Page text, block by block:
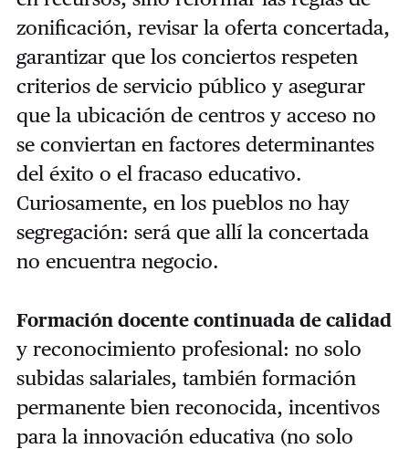
zonificación, revisar la oferta concertada,
garantizar que los conciertos respeten
criterios de servicio público y asegurar
que la ubicación de centros y acceso no
se conviertan en factores determinantes
del éxito o el fracaso educativo.
Curiosamente, en los pueblos no hay
segregación: será que allí la concertada
no encuentra negocio.
Formación docente continuada de calidad
y reconocimiento profesional: no solo
subidas salariales, también formación
permanente bien reconocida, incentivos
para la innovación educativa (no solo